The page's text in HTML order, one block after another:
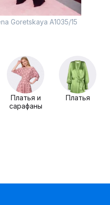
Goretskaya A1035/15
Платья и
сарафаны
Платья